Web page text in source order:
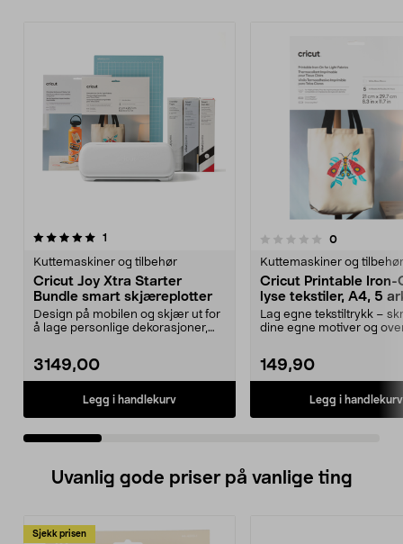
1
Kuttemaskiner og tilbehør
Cricut Joy Xtra Starter
Bundle smart skjæreplotter
Design på mobilen og skjær ut for
å lage personlige dekorasjoner,
3149,00
Legg i handlekurv
0.0 av 5 stjerner 0anmeldelser
Kuttemaskiner og tilbehør
Cricut Printable Iron-
lyse tekstiler, A4, 5
Lag egne tekstiltrykk –
dine egne motiver og
149,90
Legg i handlekurv
5.0 av 5 stjerner
Uvanlig gode priser på vanlige ting
Sjekk prisen